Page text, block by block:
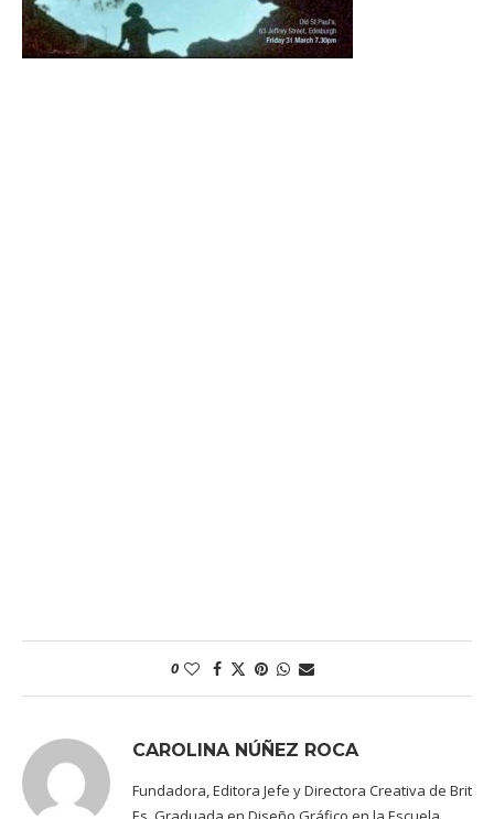
0
CAROLINA NÚÑEZ ROCA
Fundadora, Editora Jefe y Directora Creativa de Brit